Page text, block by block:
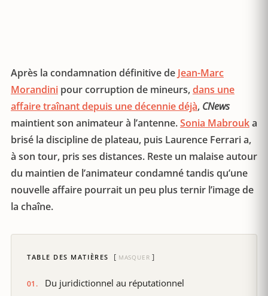
Après la condamnation définitive de Jean-Marc
Morandini pour corruption de mineurs,dans une
affaire traînant depuis une décennie déjà, CNews
maintient son animateur à l’antenne.Sonia Mabrouka
brisé la discipline de plateau, puis Laurence Ferrari a,
à son tour, pris ses distances. Reste un malaise autour
du maintien de l’animateur condamné tandis qu’une
nouvelle affaire pourrait un peu plus ternir l’image de
la chaîne.
TABLE DES MATIÈRES MASQUER
Du juridictionnel au réputationnel